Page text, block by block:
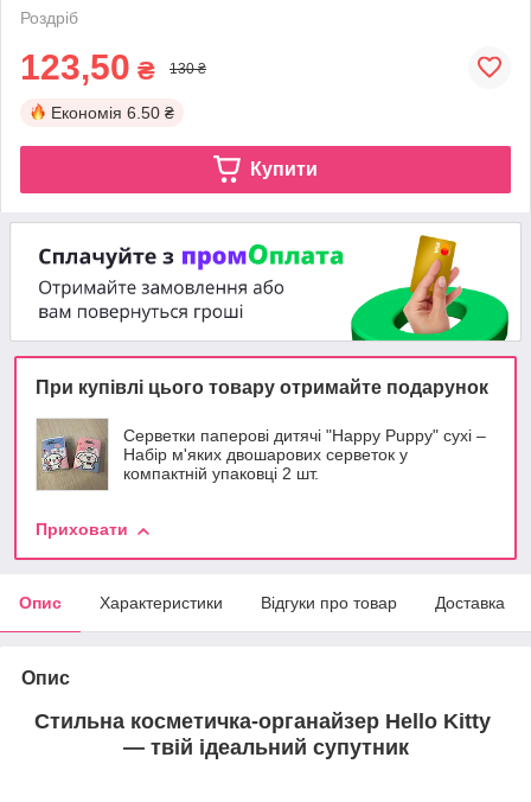
Роздріб
123,50 ₴ 130 ₴
Економія 6.50 ₴
Купити
При купівлі цього товару отримайте подарунок
Серветки паперові дитячі "Happy Puppy" сухі –
Набір м'яких двошарових серветок у
компактній упаковці 2 шт.
Приховати
Опис Характеристики Відгуки про товар Доставка
Опис
Стильна косметичка-органайзер Hello Kitty
— твій ідеальний супутник